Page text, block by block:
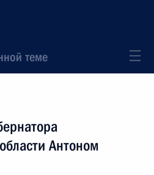
теме
Антоном